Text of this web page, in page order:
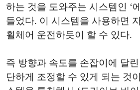
하는 것을 도와주는 시스템인 ‘
들었다. 이 시스템을 사용하면
휠체어 운전하듯이 할 수 있다.
즉 방향과 속도를 손잡이에 달
단하게 조정할 수 있게 되는 것